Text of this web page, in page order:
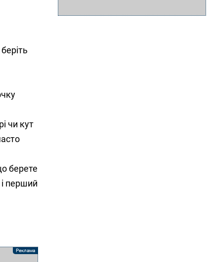
чи кут
берете
перший